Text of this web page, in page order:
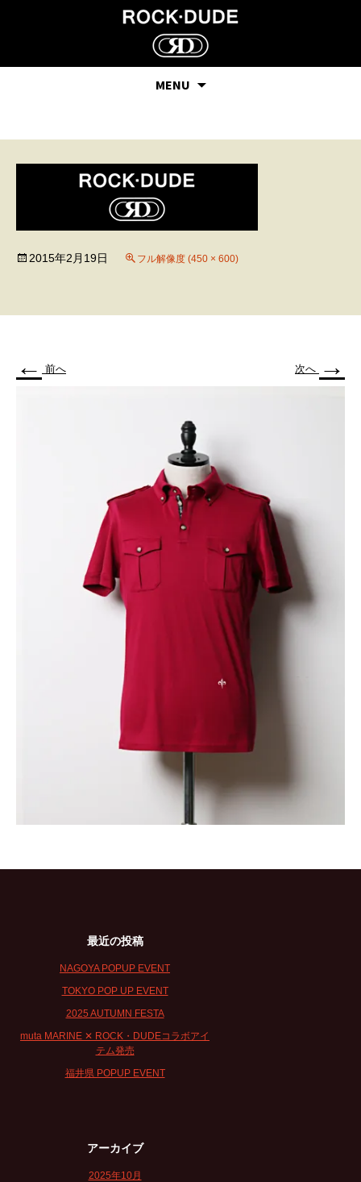
MENU
2015年2月19日 フル解像度 (450 × 600)
← 前へ 次へ →
最近の投稿
NAGOYA POPUP EVENT
TOKYO POP UP EVENT
2025 AUTUMN FESTA
muta MARINE ✕ ROCK・DUDEコラボアイ
テム発売
福井県 POPUP EVENT
アーカイブ
2025年10月